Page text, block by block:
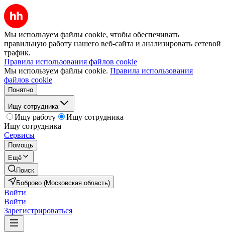
Мы используем файлы cookie, чтобы обеспечивать
правильную работу нашего веб-сайта и анализировать сетевой
трафик.
Правила использования файлов cookie
Мы используем файлы cookie. Правила использования
файлов cookie
Понятно
Ищу сотрудника
Ищу работу
Ищу сотрудника
Ищу сотрудника
Сервисы
Помощь
Ещё
Поиск
Боброво (Московская область)
Войти
Войти
Зарегистрироваться